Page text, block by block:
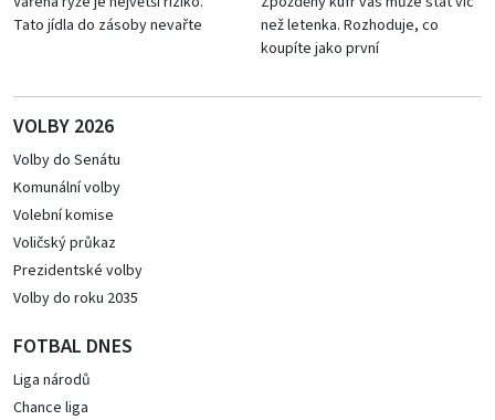
Tato jídla do zásoby nevařte
než letenka. Rozhoduje, co
koupíte jako první
VOLBY 2026
Volby do Senátu
Komunální volby
Volební komise
Voličský průkaz
Prezidentské volby
Volby do roku 2035
FOTBAL DNES
Liga národů
Chance liga